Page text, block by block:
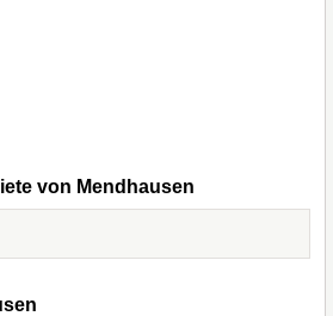
von Mendhausen